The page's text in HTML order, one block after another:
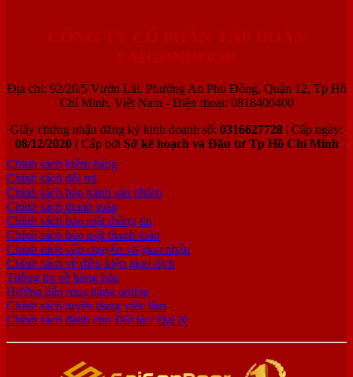
Địa chỉ: 92/20/5 Vườn Lài, Phường An Phú Đông, Quận 12, Tp Hồ
Chí Minh, Việt Nam - Điện thoại: 0818400400
Giấy chứng nhận đăng ký kinh doanh số: 0316627728 | Cấp ngày:
08/12/2020 |
Cấp bởi Sở kế hoạch và Đầu tư Tp Hồ Chí Minh
Chính sách kiểm hàng
Chính sách đổi trả
Chính sách bảo hành sản phẩm
Chính sách thanh toán
Chính sách bảo mật thông tin
Chính sách bảo mật thanh toán
Chính sách vận chuyển và giao nhận
Chính sách về điều kiện giao dịch
Thông tin về hàng hóa
Hướng dẫn mua hàng online
Chính sách tuyển dụng việc làm
Chính sách dành cho Đối tác/ Đại lý